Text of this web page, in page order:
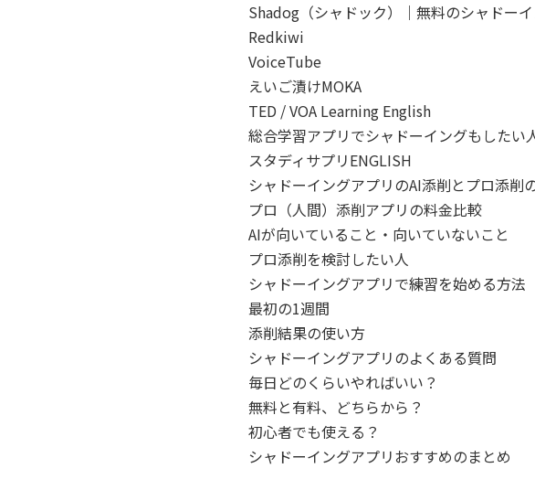
Shadog（シャドック）｜無料のシャドー
Redkiwi
VoiceTube
えいご漬けMOKA
TED / VOA Learning English
総合学習アプリでシャドーイングもしたい
スタディサプリENGLISH
シャドーイングアプリのAI添削とプロ添削
プロ（人間）添削アプリの料金比較
AIが向いていること・向いていないこと
プロ添削を検討したい人
シャドーイングアプリで練習を始める方法
最初の1週間
添削結果の使い方
シャドーイングアプリのよくある質問
毎日どのくらいやればいい？
無料と有料、どちらから？
初心者でも使える？
シャドーイングアプリおすすめのまとめ